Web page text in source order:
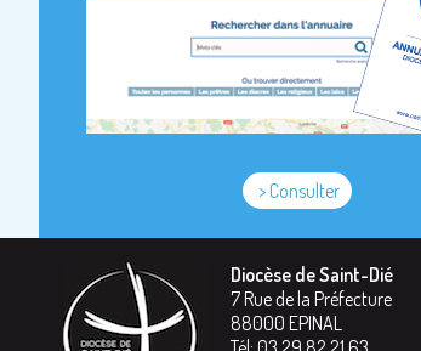
> Consulter
Diocèse de Saint-Dié
7 Rue de la Préfecture
88000 EPINAL